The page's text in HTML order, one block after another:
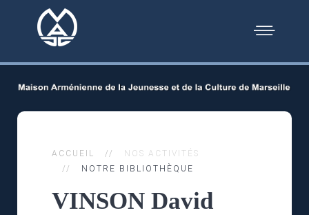
ACCUEIL
NOS ACTIVITÉS
NOTRE BIBLIOTHÈQUE
VINSON David